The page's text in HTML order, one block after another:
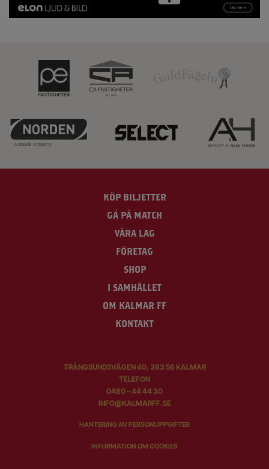
KÖP BILJETTER
GÅ PÅ MATCH
VÅRA LAG
FÖRETAG
SHOP
I SAMHÄLLET
OM KALMAR FF
KONTAKT
TRÅNGSUNDSVÄGEN 40, 393 56 KALMAR
TELEFON
0480 – 44 44 30
INFO@KALMARFF.SE
HANTERING AV PERSONUPPGIFTER
INFORMATION OM COOKIES